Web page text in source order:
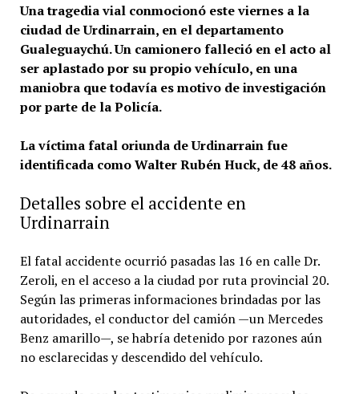
Una tragedia vial conmocionó este viernes a la
ciudad de Urdinarrain, en el departamento
Gualeguaychú. Un camionero falleció en el acto al
ser aplastado por su propio vehículo, en una
maniobra que todavía es motivo de investigación
por parte de la Policía.
La víctima fatal oriunda de Urdinarrain fue
identificada como Walter Rubén Huck, de 48 años.
Detalles sobre el accidente en
Urdinarrain
El fatal accidente ocurrió pasadas las 16 en calle Dr.
Zeroli, en el acceso a la ciudad por ruta provincial 20.
Según las primeras informaciones brindadas por las
autoridades, el conductor del camión —un Mercedes
Benz amarillo—, se habría detenido por razones aún
no esclarecidas y descendido del vehículo.